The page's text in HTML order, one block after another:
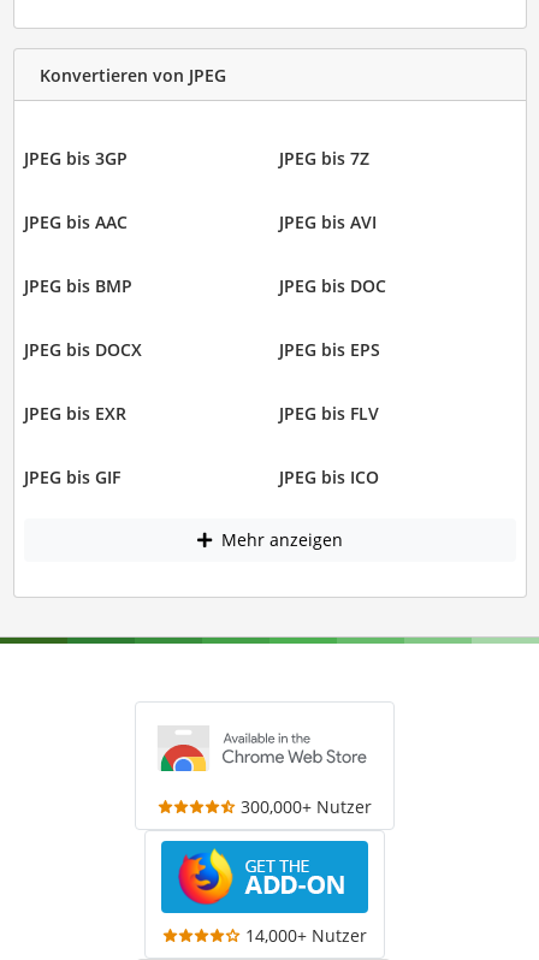
Konvertieren von JPEG
JPEG bis 3GP JPEG bis 7Z
JPEG bis AAC JPEG bis AVI
JPEG bis BMP JPEG bis DOC
JPEG bis DOCX JPEG bis EPS
JPEG bis EXR JPEG bis FLV
JPEG bis GIF JPEG bis ICO
Mehr anzeigen
300,000+ Nutzer
14,000+ Nutzer